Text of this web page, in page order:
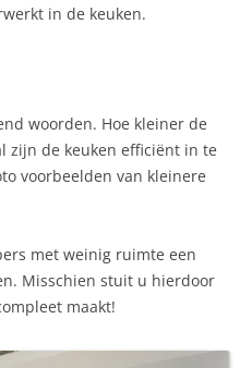
in de keuken.
woorden. Hoe kleiner de
zijn de keuken efficiënt in te
voorbeelden van kleinere
met weinig ruimte een
Misschien stuit u hierdoor
maakt!